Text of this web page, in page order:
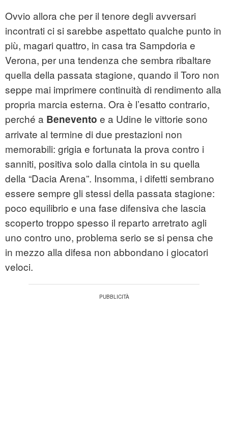
Ovvio allora che per il tenore degli avversari
incontrati ci si sarebbe aspettato qualche punto in
più, magari quattro, in casa tra Sampdoria e
Verona, per una tendenza che sembra ribaltare
quella della passata stagione, quando il Toro non
seppe mai imprimere continuità di rendimento alla
propria marcia esterna. Ora è l’esatto contrario,
perché a Benevento e a Udine le vittorie sono
arrivate al termine di due prestazioni non
memorabili: grigia e fortunata la prova contro i
sanniti, positiva solo dalla cintola in su quella
della “Dacia Arena”. Insomma, i difetti sembrano
essere sempre gli stessi della passata stagione:
poco equilibrio e una fase difensiva che lascia
scoperto troppo spesso il reparto arretrato agli
uno contro uno, problema serio se si pensa che
in mezzo alla difesa non abbondano i giocatori
veloci.